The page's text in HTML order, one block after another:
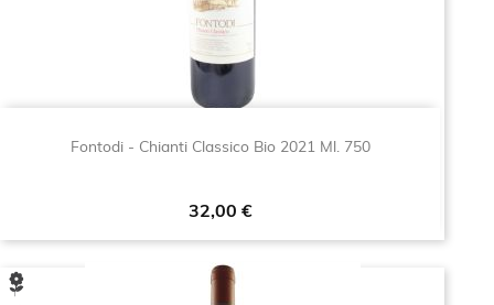
Fontodi - Chianti Classico Bio 2021 Ml. 750
Prezzo
32,00 €